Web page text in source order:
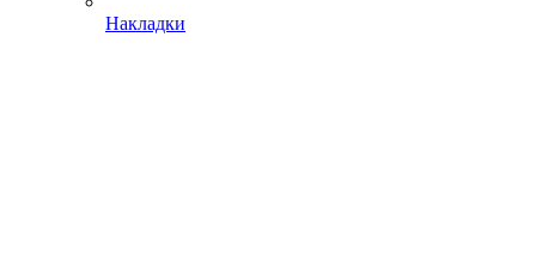
Накладки